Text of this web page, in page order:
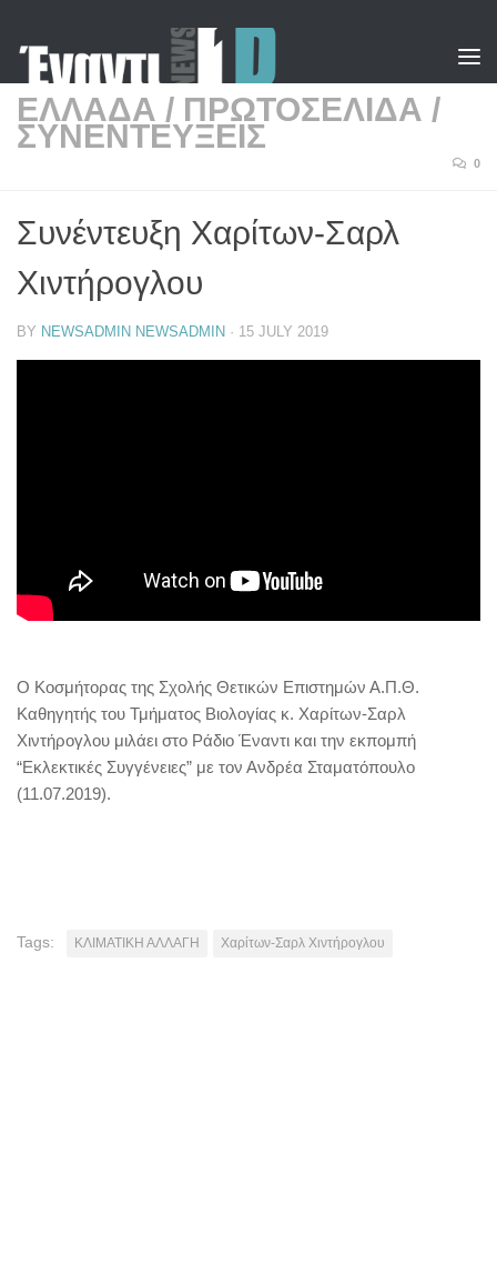
ΕΛΛΑΔΑ / ΠΡΩΤΟΣΕΛΙΔΑ /
ΣΥΝΕΝΤΕΥΞΕΙΣ
0
Συνέντευξη Χαρίτων-Σαρλ
Χιντήρογλου
BY NEWSADMIN NEWSADMIN · 15 JULY 2019
Ο Κοσμήτορας της Σχολής Θετικών Επιστημών Α.Π.Θ.
Καθηγητής του Τμήματος Βιολογίας κ. Χαρίτων-Σαρλ
Χιντήρογλου μιλάει στο Ράδιο Έναντι και την εκπομπή
“Εκλεκτικές Συγγένειες” με τον Ανδρέα Σταματόπουλο
(11.07.2019).
Tags: ΚΛΙΜΑΤΙΚΗ ΑΛΛΑΓΗ Χαρίτων-Σαρλ Χιντήρογλου